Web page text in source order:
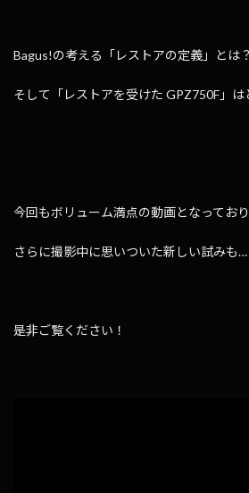
Bagus!の考える「レストアの定義」とは？
そして「レストアを受けた GPZ750F」は
今回もボリューム満点の動画となっており
さらに撮影中に思いついた新しい試みも…
是非ご覧ください！